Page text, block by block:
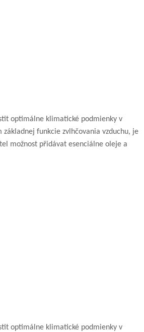
optimálne klimatické podmienky v
funkcie zvlhčovania vzduchu, je
možnost přidávat esenciálne oleje a
optimálne klimatické podmienky v